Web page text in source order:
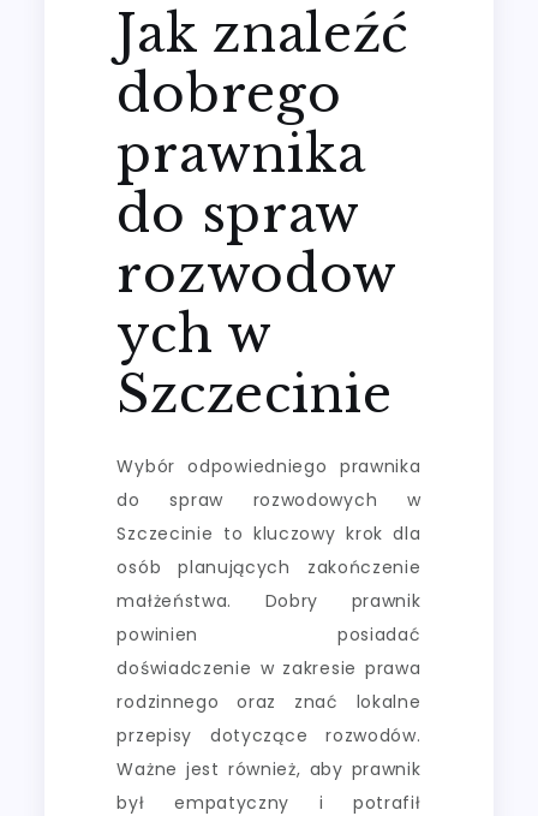
Jak znaleźć
dobrego
prawnika
do spraw
rozwodow
ych w
Szczecinie
Wybór odpowiedniego prawnika
do spraw rozwodowych w
Szczecinie to kluczowy krok dla
osób planujących zakończenie
małżeństwa. Dobry prawnik
powinien posiadać
doświadczenie w zakresie prawa
rodzinnego oraz znać lokalne
przepisy dotyczące rozwodów.
Ważne jest również, aby prawnik
był empatyczny i potrafił